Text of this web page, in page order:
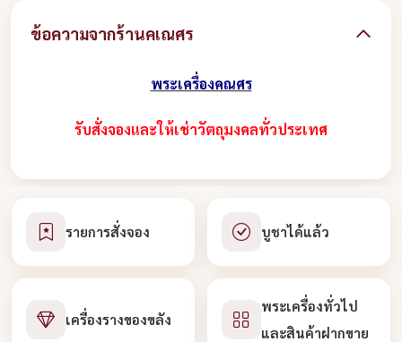
ข้อความจากร้านคเณศร
พระเครื่องคณศร
รับสั่งจองและให้เช่าวัตถุมงคลทั่วประเทศ
รายการสั่งจอง บูชาได้แล้ว
เครื่องรางของขลัง
พระเครื่องทั่วไป
และสินค้าฝากขาย